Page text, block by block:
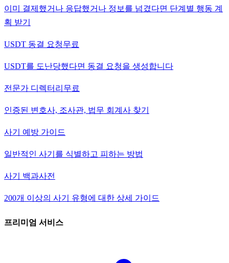
이미 결제했거나 응답했거나 정보를 넘겼다면 단계별 행동 계
획 받기
USDT 동결 요청무료
USDT를 도난당했다면 동결 요청을 생성합니다
전문가 디렉터리 무료
인증된 변호사, 조사관, 법무 회계사 찾기
사기 예방 가이드
일반적인 사기를 식별하고 피하는 방법
사기 백과사전
200개 이상의 사기 유형에 대한 상세 가이드
프리미엄 서비스